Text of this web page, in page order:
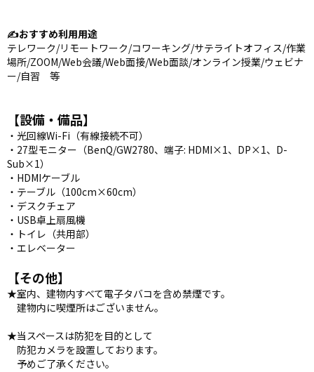
✍️おすすめ利用用途
テレワーク/リモートワーク/コワーキング/サテライトオフィス/作業
場所/ZOOM/Web会議/Web面接/Web面談/オンライン授業/ウェビナ
ー/自習 等
【設備・備品】
・光回線Wi-Fi（有線接続不可）
・27型モニター（BenQ/GW2780、端子: HDMI×1、DP×1、D-
Sub×1）
・HDMIケーブル
・テーブル（100cm×60cm）
・デスクチェア
・USB卓上扇風機
・トイレ（共用部）
・エレベーター
【その他】
★室内、建物内すべて電子タバコを含め禁煙です。
建物内に喫煙所はございません。
★当スペースは防犯を目的として
防犯カメラを設置しております。
予めご了承ください。